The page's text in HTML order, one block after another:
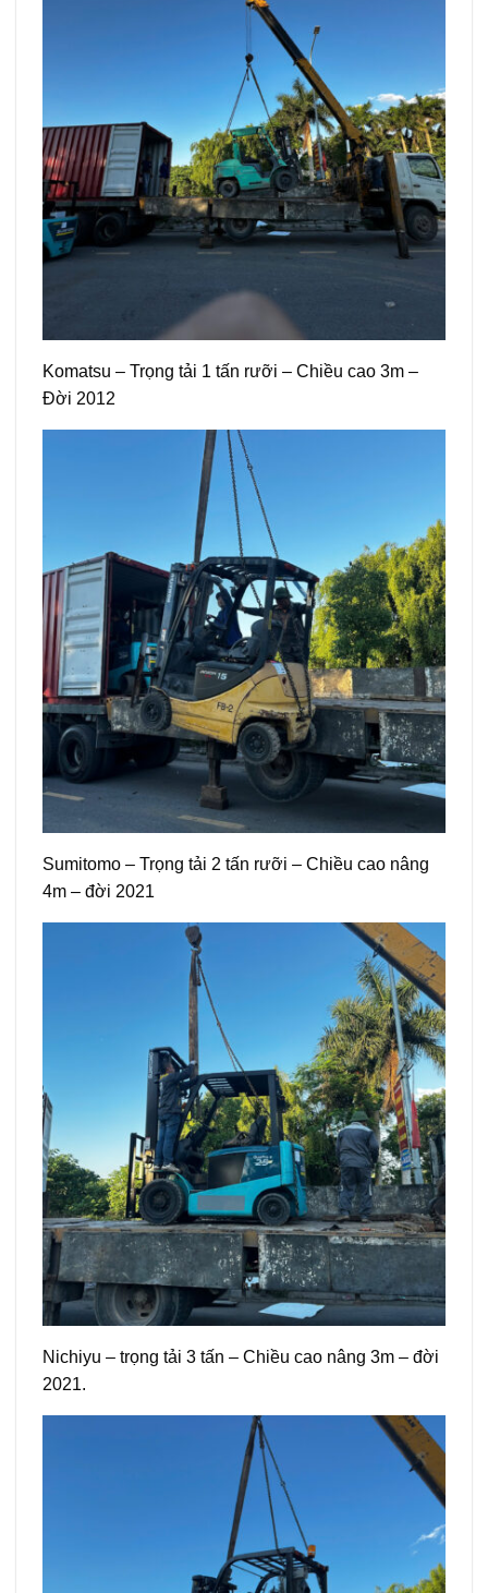
Komatsu – Trọng tải 1 tấn rưỡi – Chiều cao 3m –
Đời 2012
Sumitomo – Trọng tải 2 tấn rưỡi – Chiều cao nâng
4m – đời 2021
Nichiyu – trọng tải 3 tấn – Chiều cao nâng 3m – đời
2021.